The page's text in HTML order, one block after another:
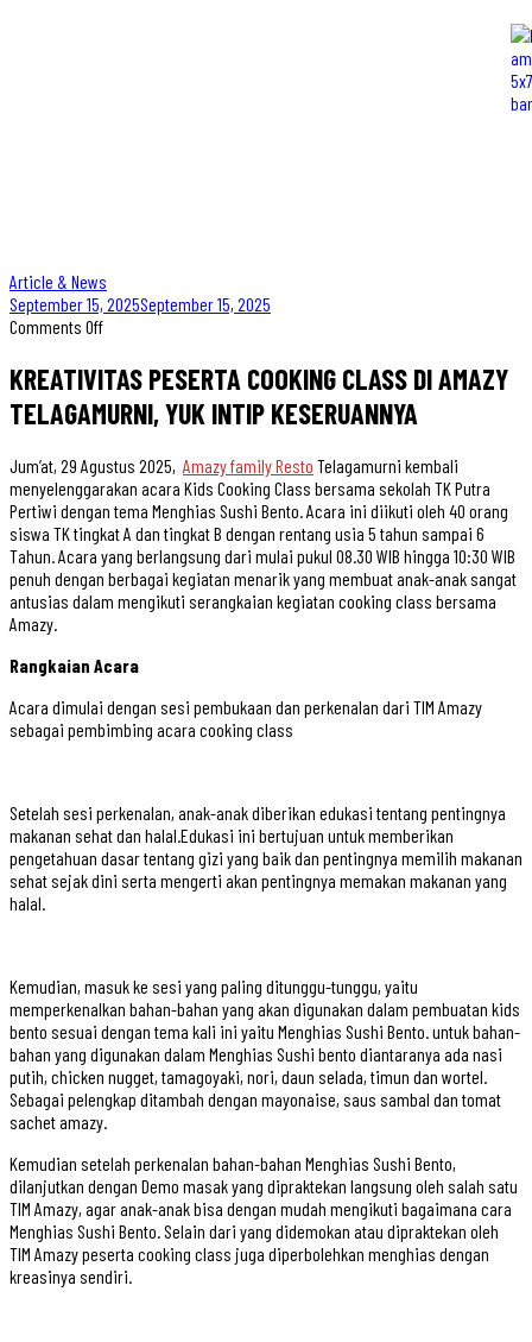
Article & News
September 15, 2025September 15, 2025
Comments Off
KREATIVITAS PESERTA COOKING CLASS DI AMAZY
TELAGAMURNI, YUK INTIP KESERUANNYA
Jum’at, 29 Agustus 2025, Amazy family Resto Telagamurni kembali
menyelenggarakan acara Kids Cooking Class bersama sekolah TK Putra
Pertiwi dengan tema Menghias Sushi Bento. Acara ini diikuti oleh 40 orang
siswa TK tingkat A dan tingkat B dengan rentang usia 5 tahun sampai 6
Tahun. Acara yang berlangsung dari mulai pukul 08.30 WIB hingga 10:30 WIB
penuh dengan berbagai kegiatan menarik yang membuat anak-anak sangat
antusias dalam mengikuti serangkaian kegiatan cooking class bersama
Amazy.
Rangkaian Acara
Acara dimulai dengan sesi pembukaan dan perkenalan dari TIM Amazy
sebagai pembimbing acara cooking class
Setelah sesi perkenalan, anak-anak diberikan edukasi tentang pentingnya
makanan sehat dan halal.Edukasi ini bertujuan untuk memberikan
pengetahuan dasar tentang gizi yang baik dan pentingnya memilih makanan
sehat sejak dini serta mengerti akan pentingnya memakan makanan yang
halal.
Kemudian, masuk ke sesi yang paling ditunggu-tunggu, yaitu
memperkenalkan bahan-bahan yang akan digunakan dalam pembuatan kids
bento sesuai dengan tema kali ini yaitu Menghias Sushi Bento. untuk bahan-
bahan yang digunakan dalam Menghias Sushi bento diantaranya ada nasi
putih, chicken nugget, tamagoyaki, nori, daun selada, timun dan wortel.
Sebagai pelengkap ditambah dengan mayonaise, saus sambal dan tomat
sachet amazy.
Kemudian setelah perkenalan bahan-bahan Menghias Sushi Bento,
dilanjutkan dengan Demo masak yang dipraktekan langsung oleh salah satu
TIM Amazy, agar anak-anak bisa dengan mudah mengikuti bagaimana cara
Menghias Sushi Bento. Selain dari yang didemokan atau dipraktekan oleh
TIM Amazy peserta cooking class juga diperbolehkan menghias dengan
kreasinya sendiri.